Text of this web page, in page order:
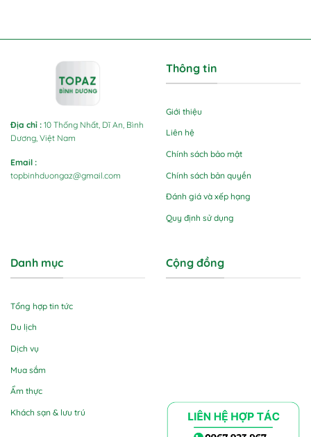
Địa chỉ : 10 Thống Nhất, Dĩ An, Bình
Dương, Việt Nam
Email :
topbinhduongaz@gmail.com
Thông tin
Giới thiệu
Liên hệ
Chính sách bảo mật
Chính sách bản quyền
Đánh giá và xếp hạng
Quy định sử dụng
Danh mục
Tổng hợp tin tức
Du lịch
Dịch vụ
Mua sắm
Ẩm thực
Khách sạn & lưu trú
Cộng đồng